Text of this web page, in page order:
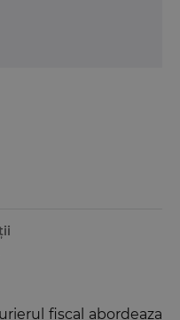
fiscal abordeaza